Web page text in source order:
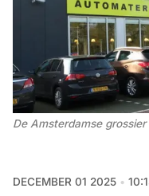
De Amsterdamse
DECEMBER 01 2025